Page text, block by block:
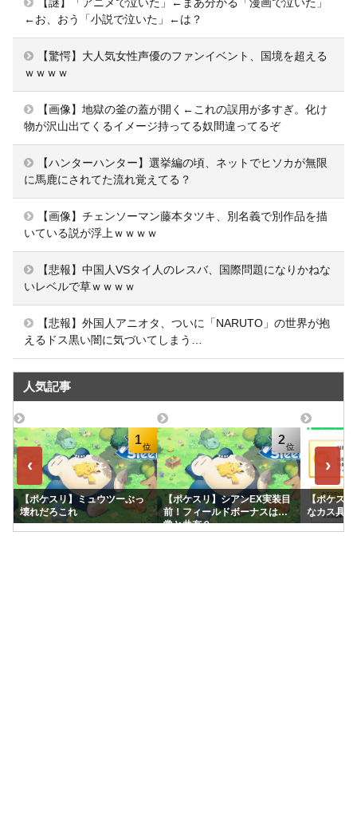
←お、おう「小説で泣いた」←は？
【驚愕】大人気女性声優のファンイベント、国境を超える
ｗｗｗｗ
【画像】地獄の釜の蓋が開く←これの誤用が多すぎ。化け
物が沢山出てくるイメージ持ってる奴間違ってるぞ
【ハンターハンター】選挙編の頃、ネットでヒソカが無限
に馬鹿にされてた流れ覚えてる？
【画像】チェンソーマン藤本タツキ、別名義で別作品を描
いている説が浮上ｗｗｗｗ
【悲報】中国人VSタイ人のレスバ、国際問題になりかねな
いレベルで草ｗｗｗｗ
【悲報】外国人アニオタ、ついに「NARUTO」の世界が抱
えるドス黒い闇に気づいてしまう…
人気記事
‹
1
【ポケスリ】ミュウツーぶっ
壊れだろこれ
2
【ポケスリ】シアンEX実装目
前！フィールドボーナスは通
常と共有？
【ポケス
なカス具合
›